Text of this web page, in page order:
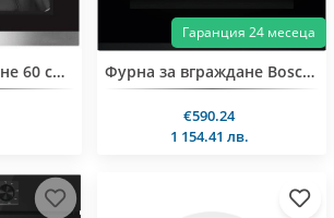
Фурна за вграждане 60 см инокс Geratek EB7000
Гаранция 24 месеца
Фурна за вграждане Bosch HBA372EB4
€590.24
1 154.41 лв.